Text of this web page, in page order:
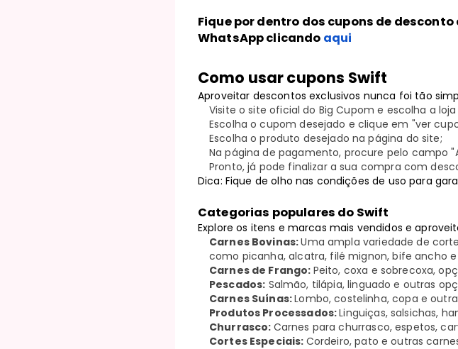
Fique por dentro dos cupons de
WhatsApp clicando aqui
Como usar cupons Swift
Aproveitar descontos exclusivos nunca foi tão
Visite o site oficial do Big Cupom e escolha a loja
Escolha o cupom desejado e clique em "ver
Escolha o produto desejado na página do site;
Na página de pagamento, procure pelo campo
Pronto, já pode finalizar a sua compra com
Dica: Fique de olho nas condições de uso para
Categorias populares do Swift
Explore os itens e marcas mais vendidos e
Carnes Bovinas:Uma ampla variedade de
como picanha, alcatra, filé mignon, bife ancho
Carnes de Frango: Peito, coxa e sobrecoxa,
Pescados: Salmão, tilápia, linguado e outras
Carnes Suínas:Lombo, costelinha, copa e
Produtos Processados:Linguiças, salsichas,
Churrasco: Carnes para churrasco, espetos,
Cortes Especiais: Cordeiro, pato e outras